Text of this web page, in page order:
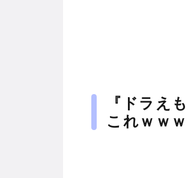
『ドラえ
これｗｗ